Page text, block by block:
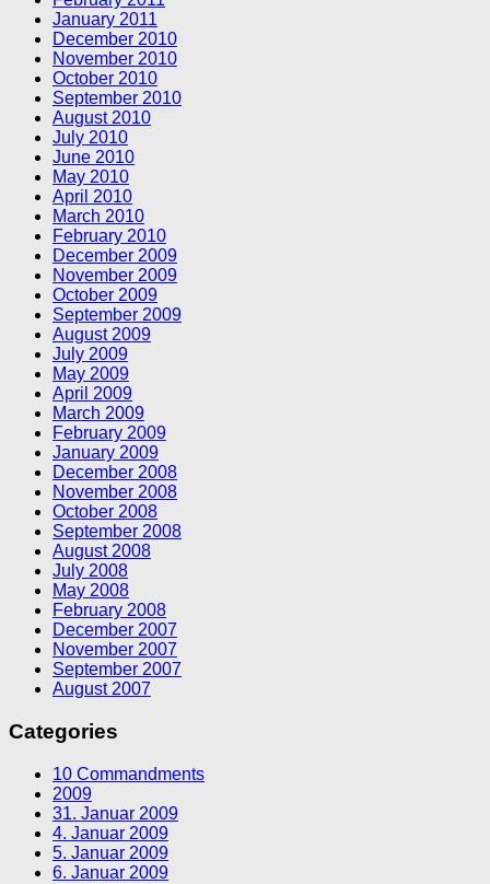
January 2011
December 2010
November 2010
October 2010
September 2010
August 2010
July 2010
June 2010
May 2010
April 2010
March 2010
February 2010
December 2009
November 2009
October 2009
September 2009
August 2009
July 2009
May 2009
April 2009
March 2009
February 2009
January 2009
December 2008
November 2008
October 2008
September 2008
August 2008
July 2008
May 2008
February 2008
December 2007
November 2007
September 2007
August 2007
Categories
10 Commandments
2009
31. Januar 2009
4. Januar 2009
5. Januar 2009
6. Januar 2009